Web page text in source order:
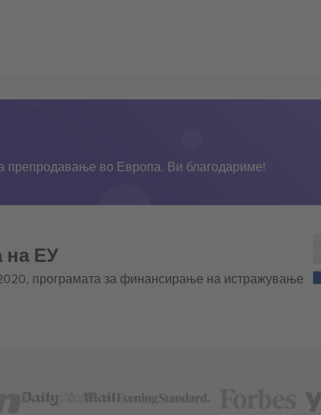
препродавање во Европа. Ви благодариме!
на ЕУ
програмата за финансирање на истражување